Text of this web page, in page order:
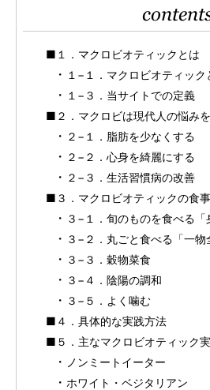
■１．マクロビオティックとは
１−１．マクロビオティック
１−３．当サイトでの定義
■２．マクロビは現代人の悩み
２−１．脂肪を少なくする
２−２．心身を綺麗にする
２−３．生活習慣病の改善
■３．マクロビオティックの食
３−１．旬のものを食べる「
３−２．丸ごと食べる「一物
３−３．穀物菜食
３−４．陰陽の調和
３−５．よく噛む
■４．具体的な実践方法
■５．主なマクロビオティック
ノンミートイーター
ホワイト・ベジタリアン